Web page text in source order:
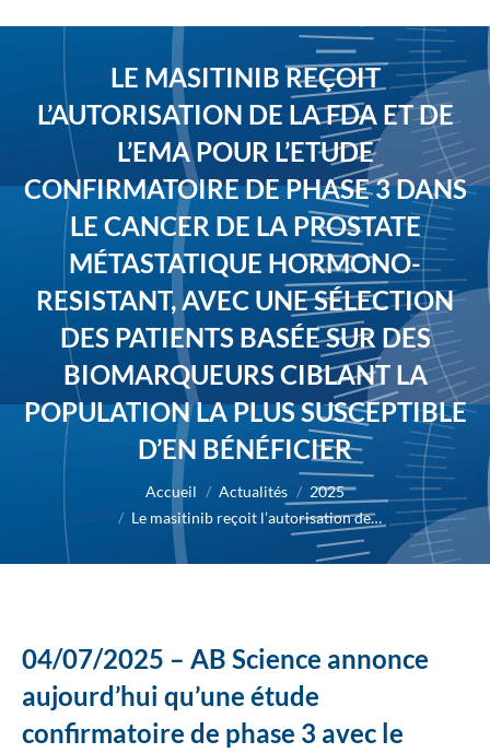
LE MASITINIB REÇOIT
L’AUTORISATION DE LA FDA ET DE
L’EMA POUR L’ETUDE
CONFIRMATOIRE DE PHASE 3 DANS
LE CANCER DE LA PROSTATE
MÉTASTATIQUE HORMONO-
RESISTANT, AVEC UNE SÉLECTION
DES PATIENTS BASÉE SUR DES
BIOMARQUEURS CIBLANT LA
POPULATION LA PLUS SUSCEPTIBLE
D’EN BÉNÉFICIER
Accueil Actualités
2025
Le masitinib reçoit l’autorisation de…
04/07/2025 – AB Science annonce
aujourd’hui qu’une étude
confirmatoire de phase 3 avec le